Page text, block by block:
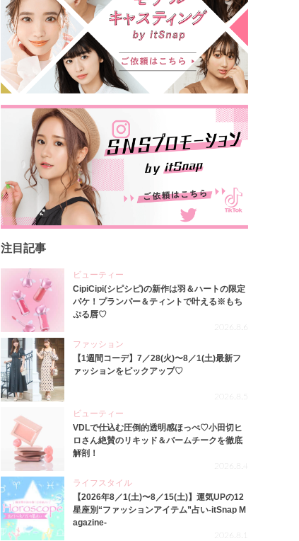
注目記事
ビューティー
CipiCipi(シピシピ)の新作は羽＆ハートの限定
パケ！プランパー＆ティントで叶える※もち
ぷる唇♡
2026.8.6
ファッション
【1週間コーデ】7／28(火)〜8／1(土)最新フ
ァッションをピックアップ♡
2026.8.5
ビューティー
VDLで仕込む圧倒的透明感ほっぺ♡小田切ヒ
ロさん絶賛のリキッド＆バームチークを徹底
解剖！
2026.8.4
ライフスタイル
【2026年8／1(土)〜8／15(土)】運気UPの12
星座別“ファッションアイテム”占い-itSnap M
agazine-
2026.8.1